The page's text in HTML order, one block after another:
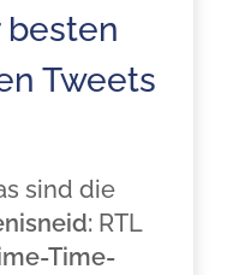
besten
Tweets
sind die
RTL
Time-